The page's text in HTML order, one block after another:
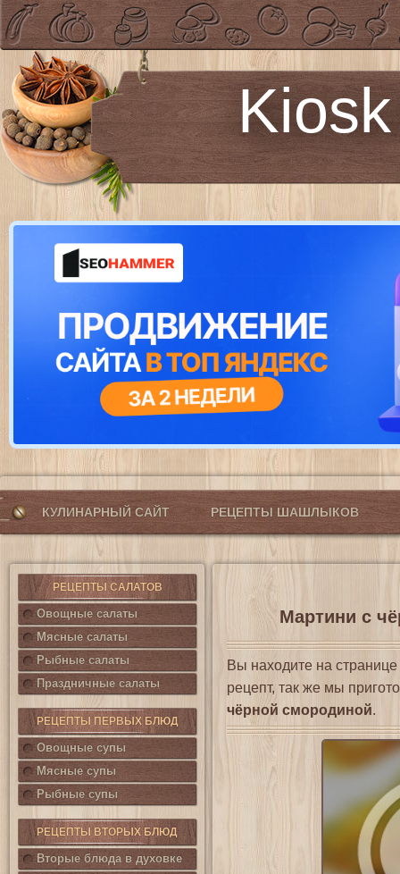
КУЛИНАРНЫЙ САЙТ РЕЦЕПТЫ ШАШЛЫКОВ
РЕЦЕПТЫ САЛАТОВ
Овощные салаты
Мясные салаты
Рыбные салаты
Праздничные салаты
РЕЦЕПТЫ ПЕРВЫХ БЛЮД
Овощные супы
Мясные супы
Рыбные супы
РЕЦЕПТЫ ВТОРЫХ БЛЮД
Вторые блюда в духовке
Мартини с
Вы находите на странице
рецепт, так же мы
чёрной смородиной.